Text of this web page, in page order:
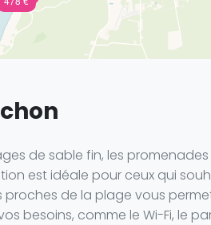
de sable fin, les
est idéale pour ceux qui
de la plage vous
besoins, comme le Wi-Fi, le